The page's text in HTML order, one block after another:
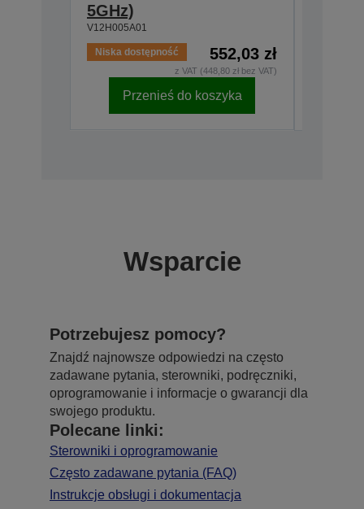
5GHz)
V12H005A01
Niska dostępność 552,03 zł
z VAT (448,80 zł bez VAT)
Przenieś do koszyka
Wsparcie
Potrzebujesz pomocy?
Znajdź najnowsze odpowiedzi na często
zadawane pytania, sterowniki, podręczniki,
oprogramowanie i informacje o gwarancji dla
swojego produktu.
Polecane linki:
Sterowniki i oprogramowanie
Często zadawane pytania (FAQ)
Instrukcje obsługi i dokumentacja